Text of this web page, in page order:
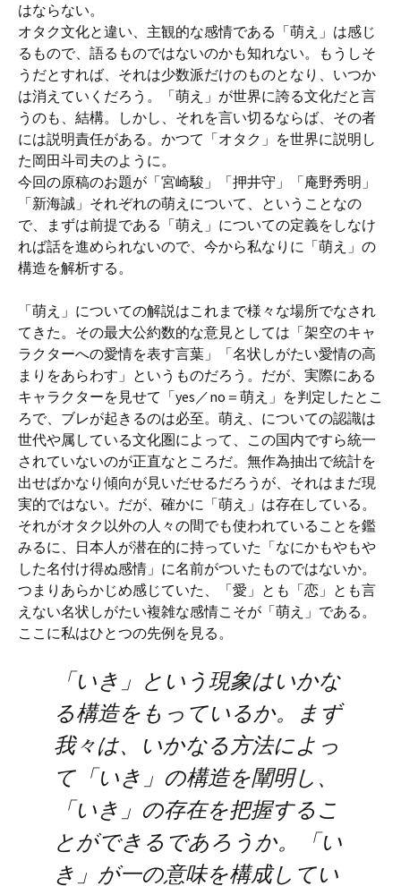
はならない。
オタク文化と違い、主観的な感情である「萌え」は感じ
るもので、語るものではないのかも知れない。もうしそ
うだとすれば、それは少数派だけのものとなり、いつか
は消えていくだろう。「萌え」が世界に誇る文化だと言
うのも、結構。しかし、それを言い切るならば、その者
には説明責任がある。かつて「オタク」を世界に説明し
た岡田斗司夫のように。
今回の原稿のお題が「宮崎駿」「押井守」「庵野秀明」
「新海誠」それぞれの萌えについて、ということなの
で、まずは前提である「萌え」についての定義をしなけ
れば話を進められないので、今から私なりに「萌え」の
構造を解析する。
「萌え」についての解説はこれまで様々な場所でなされ
てきた。その最大公約数的な意見としては「架空のキャ
ラクターへの愛情を表す言葉」「名状しがたい愛情の高
まりをあらわす」というものだろう。だが、実際にある
キャラクターを見せて「yes／no＝萌え」を判定したとこ
ろで、ブレが起きるのは必至。萌え、についての認識は
世代や属している文化圏によって、この国内ですら統一
されていないのが正直なところだ。無作為抽出で統計を
出せばかなり傾向が見いだせるだろうが、それはまだ現
実的ではない。だが、確かに「萌え」は存在している。
それがオタク以外の人々の間でも使われていることを鑑
みるに、日本人が潜在的に持っていた「なにかもやもや
した名付け得ぬ感情」に名前がついたものではないか。
つまりあらかじめ感じていた、「愛」とも「恋」とも言
えない名状しがたい複雑な感情こそが「萌え」である。
ここに私はひとつの先例を見る。
「いき」という現象はいかな
る構造をもっているか。まず
我々は、いかなる方法によっ
て「いき」の構造を闡明し、
「いき」の存在を把握するこ
とができるであろうか。「い
き」が一の意味を構成してい